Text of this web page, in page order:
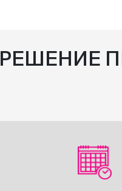
РЕШЕНИЕ